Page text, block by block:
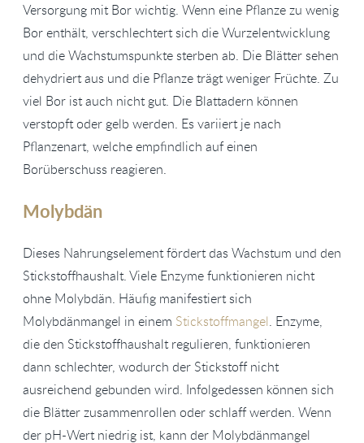
Versorgung mit Bor wichtig. Wenn eine Pflanze zu wenig
Bor enthält, verschlechtert sich die Wurzelentwicklung
und die Wachstumspunkte sterben ab. Die Blätter sehen
dehydriert aus und die Pflanze trägt weniger Früchte. Zu
viel Bor ist auch nicht gut. Die Blattadern können
verstopft oder gelb werden. Es variiert je nach
Pflanzenart, welche empfindlich auf einen
Borüberschuss reagieren.
Molybdän
Dieses Nahrungselement fördert das Wachstum und den
Stickstoffhaushalt. Viele Enzyme funktionieren nicht
ohne Molybdän. Häufig manifestiert sich
Molybdänmangel in einem Stickstoffmangel. Enzyme,
die den Stickstoffhaushalt regulieren, funktionieren
dann schlechter, wodurch der Stickstoff nicht
ausreichend gebunden wird. Infolgedessen können sich
die Blätter zusammenrollen oder schlaff werden. Wenn
der pH-Wert niedrig ist, kann der Molybdänmangel